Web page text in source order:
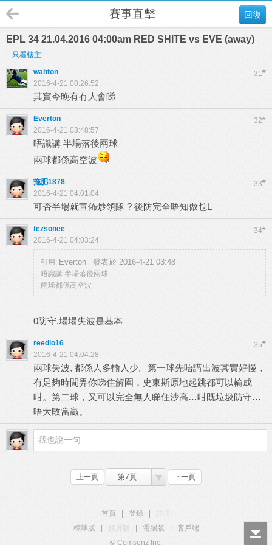
回復
賽事直擊
EPL 34 21.04.2016 04:00am RED SHITE vs EVE (away)
只看樓主
31#
wahton
2016-4-21 00:26:52
其實今晚有冇人會睇
32#
Everton_
2016-4-21 03:48:57
唔識講 半場落後兩球
兩球都係高空波
33#
拖肥1878
2016-4-21 04:01:04
可否半場就宣佈炒領隊 ? 後防完全唔知做乜L
34#
tezsonee
2016-4-21 04:03:24
引用: Everton_ 發表於 2016-4-21 03:48
唔識講 半場落後兩球
兩球都係高空波
0防守,場場失波是基本
35#
reedlo16
2016-4-21 04:04:28
兩球失波, 都係人多輸人少。第一球先唔講出波其實好慢，
有足夠時間畀你睇住解圍，史東斯原地起跳都可以輸成
咁。第二球，又可以完全無人睇住沙高…咁既垃圾防守…
唔大敗當贏。
上一頁 第7頁 下一頁
首頁 登錄
標準版
觸屏版 電腦版
客戶端
© Comsenz Inc.